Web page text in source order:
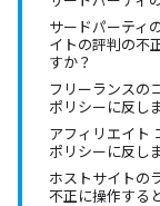
サードパーティ
イトの評判の不
すか？
フリーランスの
ポリシーに反し
アフィリエイト
ポリシーに反し
ホストサイトの
不正に操作する